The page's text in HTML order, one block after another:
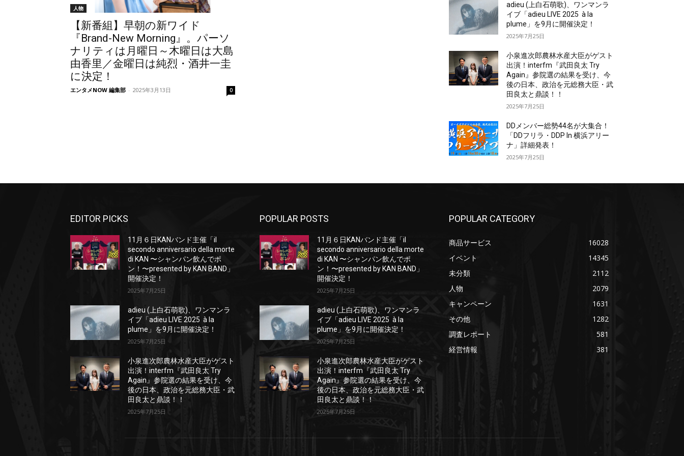
人物
【新番組】早朝の新ワイド
『Brand-New Morning』。パーソ
ナリティは月曜日～木曜日は大島
由香里／金曜日は純烈・酒井一圭
に決定！
エンタメNOW 編集部 - 2025年3月13日 0
adieu (上白石萌歌)、ワンマンラ
イブ「adieu LIVE 2025 à la
plume」を9月に開催決定！
2025年7月25日
小泉進次郎農林水産大臣がゲスト
出演！interfm『武田良太 Try
Again』参院選の結果を受け、今
後の日本、政治を元総務大臣・武
田良太と鼎談！！
2025年7月25日
DDメンバー総勢44名が大集合！
「DDフリラ・DDP In 横浜アリー
ナ」詳細発表！
2025年7月25日
EDITOR PICKS
11月６日KANバンド主催「il
secondo anniversario della morte
di KAN 〜シャンパン飲んでポ
ン！〜presented by KAN BAND」
開催決定！
2025年7月25日
adieu (上白石萌歌)、ワンマンラ
イブ「adieu LIVE 2025 à la
plume」を9月に開催決定！
2025年7月25日
小泉進次郎農林水産大臣がゲスト
出演！interfm『武田良太 Try
Again』参院選の結果を受け、今
後の日本、政治を元総務大臣・武
田良太と鼎談！！
2025年7月25日
POPULAR POSTS
11月６日KANバンド主催「il
secondo anniversario della morte
di KAN 〜シャンパン飲んでポ
ン！〜presented by KAN BAND」
開催決定！
2025年7月25日
adieu (上白石萌歌)、ワンマンラ
イブ「adieu LIVE 2025 à la
plume」を9月に開催決定！
2025年7月25日
小泉進次郎農林水産大臣がゲスト
出演！interfm『武田良太 Try
Again』参院選の結果を受け、今
後の日本、政治を元総務大臣・武
田良太と鼎談！！
2025年7月25日
POPULAR CATEGORY
商品サービス
16028
イベント
14345
未分類
2112
人物
2079
キャンペーン
1631
その他
1282
調査レポート
581
経営情報
381